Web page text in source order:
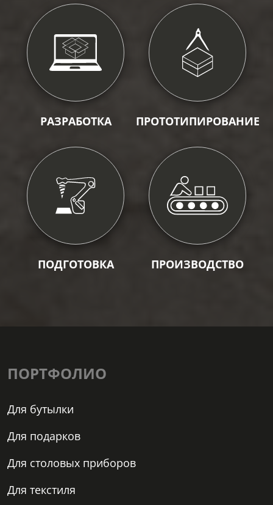
РАЗРАБОТКА ПРОТОТИПИРОВАНИЕ
ПОДГОТОВКА ПРОИЗВОДСТВО
ПОРТФОЛИО
Для бутылки
Для подарков
Для столовых приборов
Для текстиля